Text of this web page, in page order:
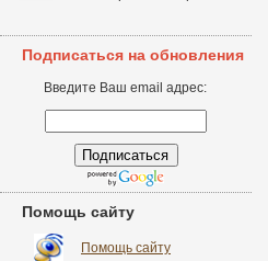
Подписаться на обновления
Введите Ваш email адрес:
Помощь сайту
Помощь сайту